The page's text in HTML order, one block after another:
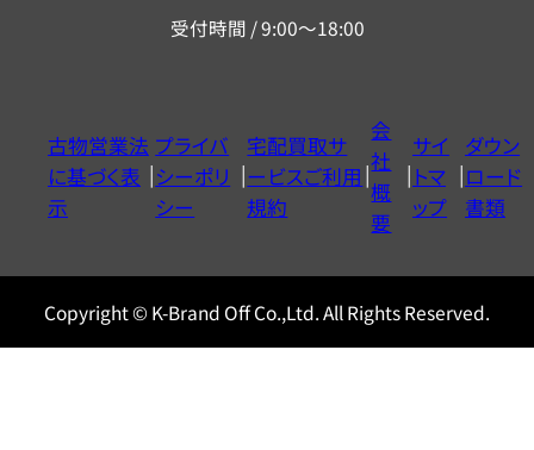
ー
ヤ
ル
0120604117
受付時間 / 9:00～18:00
古物営業法
に基づく表
示
プライバ
シーポリ
シー
宅配買取サ
ービスご利用
規約
会
社
概
要
サイ
トマ
ップ
ダウン
ロード
書類
Copyright © K-Brand Off Co.,Ltd. All Rights Reserved.